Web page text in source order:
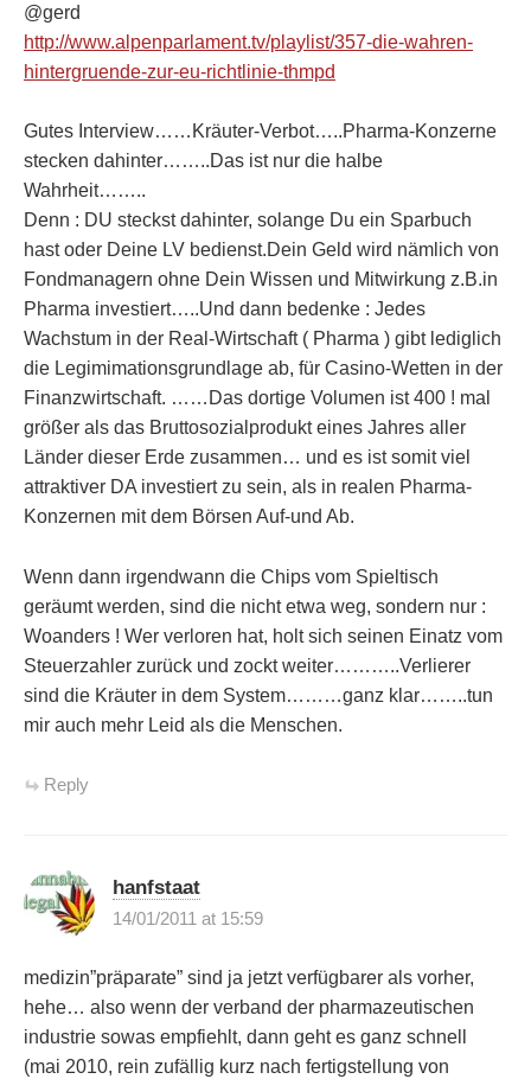
@gerd
http://www.alpenparlament.tv/playlist/357-die-wahren-
hintergruende-zur-eu-richtlinie-thmpd
Gutes Interview……Kräuter-Verbot…..Pharma-Konzerne
stecken dahinter……..Das ist nur die halbe
Wahrheit……..
Denn : DU steckst dahinter, solange Du ein Sparbuch
hast oder Deine LV bedienst.Dein Geld wird nämlich von
Fondmanagern ohne Dein Wissen und Mitwirkung z.B.in
Pharma investiert…..Und dann bedenke : Jedes
Wachstum in der Real-Wirtschaft ( Pharma ) gibt lediglich
die Legimimationsgrundlage ab, für Casino-Wetten in der
Finanzwirtschaft. ……Das dortige Volumen ist 400 ! mal
größer als das Bruttosozialprodukt eines Jahres aller
Länder dieser Erde zusammen… und es ist somit viel
attraktiver DA investiert zu sein, als in realen Pharma-
Konzernen mit dem Börsen Auf-und Ab.
Wenn dann irgendwann die Chips vom Spieltisch
geräumt werden, sind die nicht etwa weg, sondern nur :
Woanders ! Wer verloren hat, holt sich seinen Einatz vom
Steuerzahler zurück und zockt weiter………..Verlierer
sind die Kräuter in dem System………ganz klar……..tun
mir auch mehr Leid als die Menschen.
Reply
hanfstaat
14/01/2011 at 15:59
medizin”präparate” sind ja jetzt verfügbarer als vorher,
hehe… also wenn der verband der pharmazeutischen
industrie sowas empfiehlt, dann geht es ganz schnell
(mai 2010, rein zufällig kurz nach fertigstellung von